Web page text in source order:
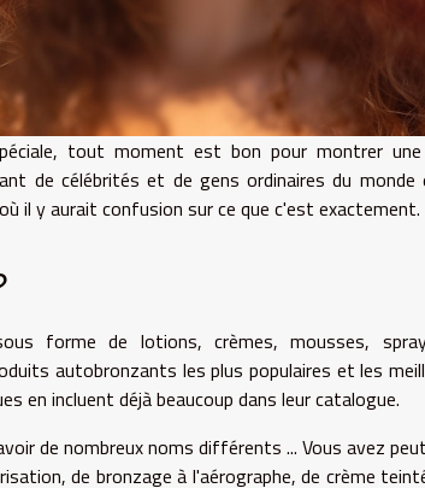
tout moment est bon pour montrer
de célébrités et de gens ordinaires du monde
il y aurait confusion sur ce que c'est exactement.
forme de lotions, crèmes, mousses,
autobronzants les plus populaires et les
en incluent déjà beaucoup dans leur catalogue.
de nombreux noms différents ... Vous avez
de bronzage à l'aérographe, de crème